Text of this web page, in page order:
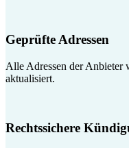
Geprüfte Adressen
Alle Adressen der Anbieter
aktualisiert.
Rechtssichere